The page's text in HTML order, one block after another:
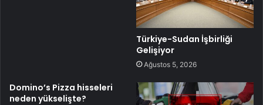
Türkiye-Sudan İşbirliği
Gelişiyor
Ağustos 5, 2026
Domino’s Pizza hisseleri
neden yükselişte?